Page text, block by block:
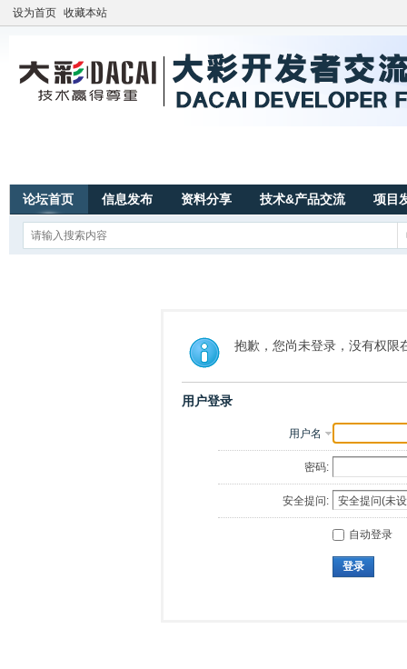
设为首页 收藏本站
论坛首页 信息发布 资料分享 技术&产品交流 项目
抱歉，您尚未登录，没有权限
用户登录
用户名
密码:
安全提问:
自动登录
登录